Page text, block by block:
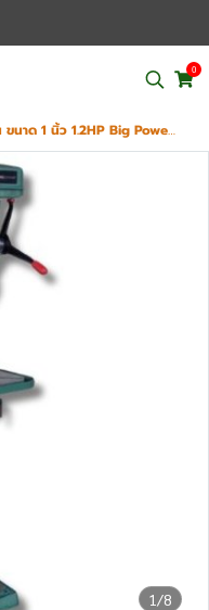
0
ด 1 นิ้ว 1.2HP Big Power รุ่น DP-25
1/8